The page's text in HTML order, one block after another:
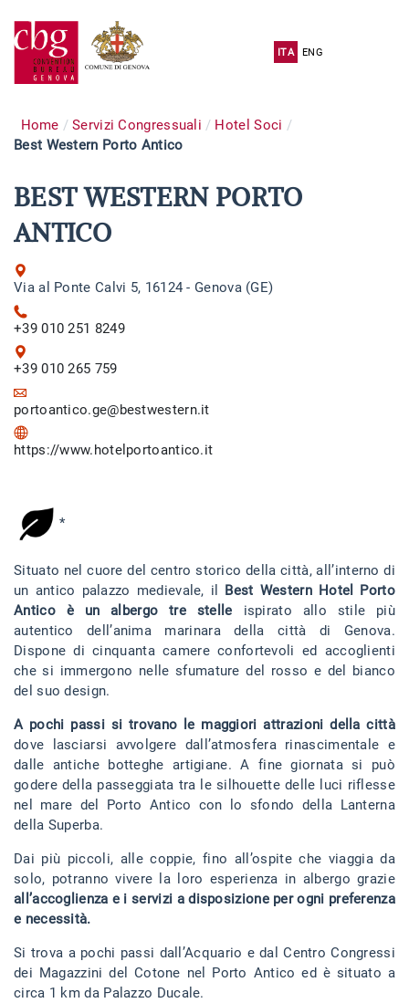
ITA ENG
Home Servizi Congressuali
Hotel Soci
Best Western Porto Antico
BEST WESTERN PORTO
ANTICO
Via al Ponte Calvi 5, 16124 - Genova (GE)
+39 010 251 8249
+39 010 265 759
portoantico.ge@bestwestern.it
https://www.hotelportoantico.it
*
Situato nel cuore del centro storico della città, all’interno di
un antico palazzo medievale, il Best Western Hotel Porto
Antico è un albergo tre stelle ispirato allo stile più
autentico dell’anima marinara della città di Genova.
Dispone di cinquanta camere confortevoli ed accoglienti
che si immergono nelle sfumature del rosso e del bianco
del suo design.
A pochi passi si trovano le maggiori attrazioni della città
dove lasciarsi avvolgere dall’atmosfera rinascimentale e
dalle antiche botteghe artigiane. A fine giornata si può
godere della passeggiata tra le silhouette delle luci riflesse
nel mare del Porto Antico con lo sfondo della Lanterna
della Superba.
Dai più piccoli, alle coppie, fino all’ospite che viaggia da
solo, potranno vivere la loro esperienza in albergo grazie
all’accoglienza e i servizi a disposizione per ogni preferenza
e necessità.
Si trova a pochi passi dall’Acquario e dal Centro Congressi
dei Magazzini del Cotone nel Porto Antico ed è situato a
circa 1 km da Palazzo Ducale.